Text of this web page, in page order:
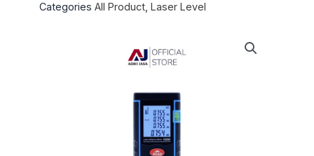
Categories All Product Laser Level